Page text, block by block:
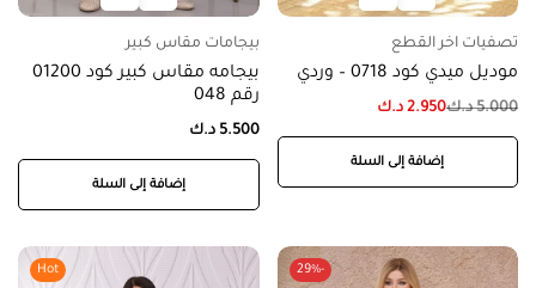
تصفيات اخر القطع
موديل ميدي كود 0718 – وردي
5.000 د.ك2.950 د.ك
إضافة إلى السلة
بيجامات مقاس كبير
بيجامه مقاس كبير كود 01200
رقم 048
5.500 د.ك
إضافة إلى السلة
-29%
Hot